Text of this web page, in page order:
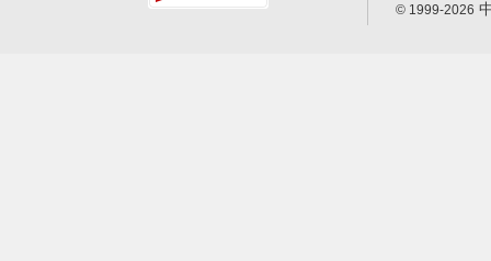
© 1999-2026